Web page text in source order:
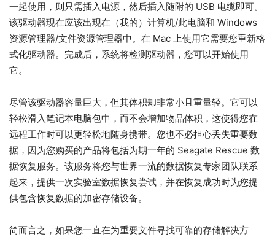
一起使用，则只需插入电源，然后插入随附的 USB 电缆即可。
该驱动器现在应该出现在（我的）计算机/此电脑和 Windows
资源管理器/文件资源管理器中。在 Mac 上使用它需要您重新格
式化驱动器。完成后，系统将检测驱动器，您可以开始使用
它。
尽管该驱动器容量巨大，但其体积却非常小且重量轻。它可以
轻松滑入笔记本电脑包中，而不会增加物品体积，这使得您在
远程工作时可以更轻松地随身携带。您也不必担心丢失重要数
据，因为您购买的产品将包括为期一年的 Seagate Rescue 数
据恢复服务。该服务将您与世界一流的数据恢复专家团队联系
起来，提供一次实验室数据恢复尝试，并在恢复成功时为您提
供包含恢复数据的加密存储设备。
简而言之，如果您一直在为重要文件寻找可靠的存储解决方